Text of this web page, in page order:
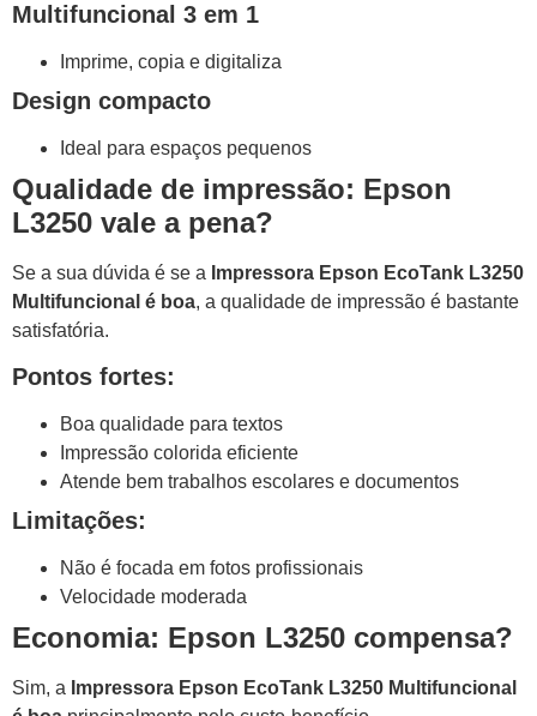
Multifuncional 3 em 1
Imprime, copia e digitaliza
Design compacto
Ideal para espaços pequenos
Qualidade de impressão: Epson
L3250 vale a pena?
Se a sua dúvida é se a Impressora Epson EcoTank L3250
Multifuncional é boa, a qualidade de impressão é bastante
satisfatória.
Pontos fortes:
Boa qualidade para textos
Impressão colorida eficiente
Atende bem trabalhos escolares e documentos
Limitações:
Não é focada em fotos profissionais
Velocidade moderada
Economia: Epson L3250 compensa?
Sim, a Impressora Epson EcoTank L3250 Multifuncional